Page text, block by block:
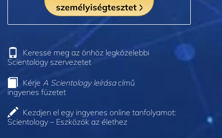
személyiségtesztet
Keresse meg az önhöz legközelebbi
Scientology szervezetet
Kérje A Scientology leírásacímű
ingyenes füzetet
Kezdjen el egy ingyenes online tanfolyamot:
Scientology – Eszközök az élethez